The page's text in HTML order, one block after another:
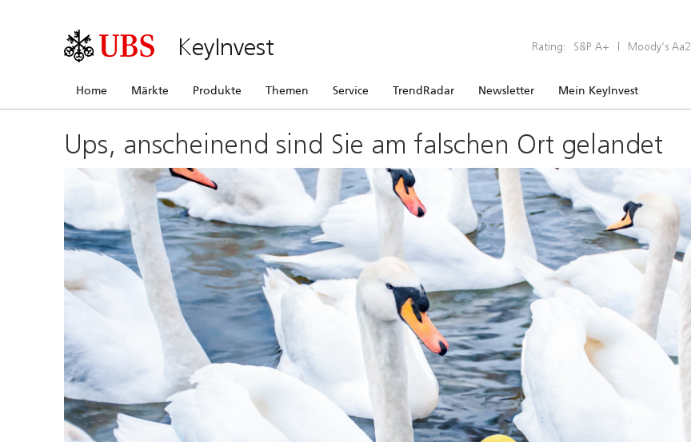
KeyInvest Rating: S&P A+ | Moody’s Aa2
Home Märkte Produkte Themen Service TrendRadar Newsletter Mein KeyInvest
Ups, anscheinend sind Sie am falschen Ort gelandet